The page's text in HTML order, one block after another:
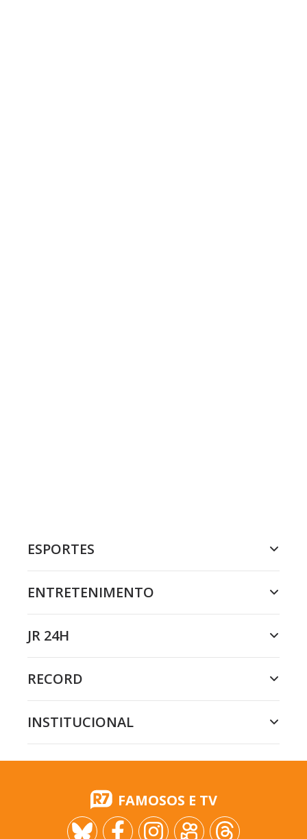
ESPORTES
ENTRETENIMENTO
JR 24H
RECORD
INSTITUCIONAL
FAMOSOS E TV